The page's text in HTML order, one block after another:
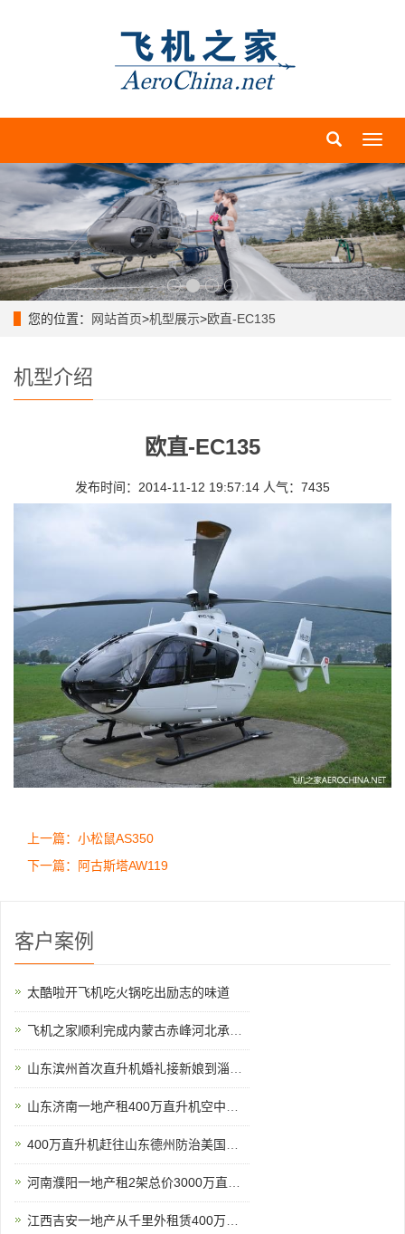
导
菜
单
您的位置： 网站首页>机型展示>欧直-EC135
机型介绍
欧直-EC135
发布时间：2014-11-12 19:57:14 人气：7435
上一篇：小松鼠AS350
下一篇：阿古斯塔AW119
客户案例
太酷啦开飞机吃火锅吃出励志的味道